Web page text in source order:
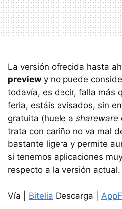
La versión ofrecida hasta
preview y no puede
todavía, es decir, falla más
feria, estáis avisados, sin
gratuita (huele a shareware
trata con cariño no va mal
bastante ligera y permite
si tenemos aplicaciones
respecto a la versión actual.
Vía | Bitelia Descarga |